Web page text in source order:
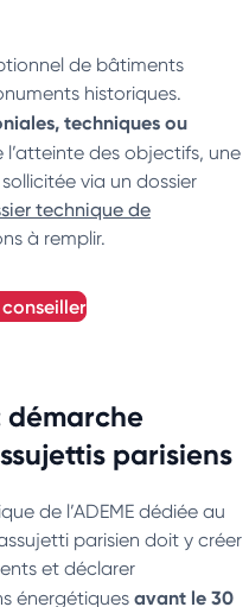
de bâtiments
historiques.
techniques ou
l’atteinte des objectifs, une
via un dossier
technique de
à remplir.
démarche
parisiens
de l’ADEME dédiée au
parisien doit y créer
et déclarer
énergétiques avant le 30